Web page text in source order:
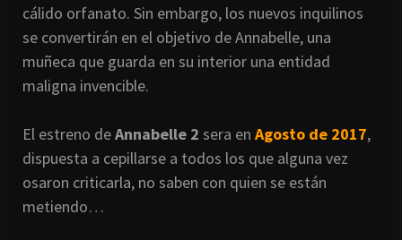
cálido orfanato. Sin embargo, los nuevos inquilinos
se convertirán en el objetivo de Annabelle, una
muñeca que guarda en su interior una entidad
maligna invencible.
El estreno deAnnabelle 2 sera en Agosto de 2017,
dispuesta a cepillarse a todos los que alguna vez
osaron criticarla, no saben con quien se están
metiendo…